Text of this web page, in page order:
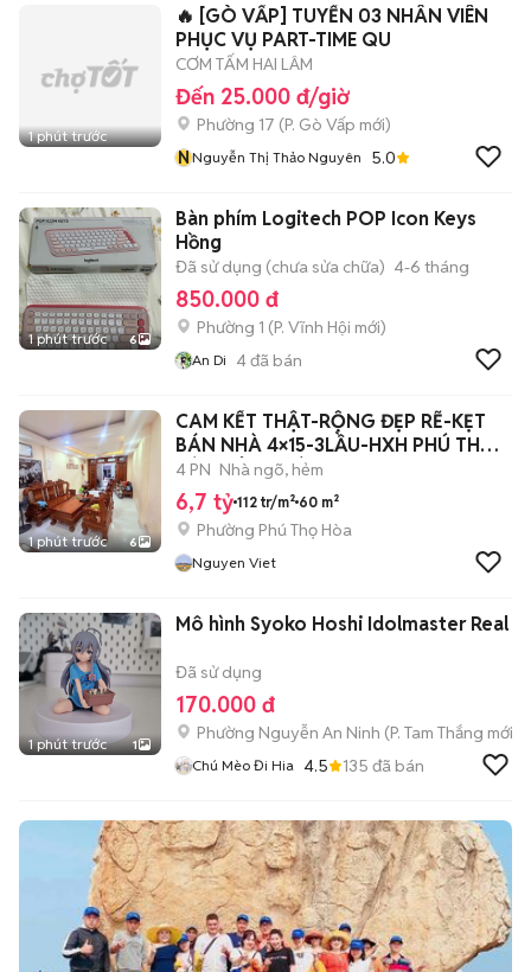
1 phút trước
🔥 [GÒ VẤP] TUYỂN 03 NHÂN VIÊN
PHỤC VỤ PART-TIME QU
CƠM TẤM HAI LÂM
Đến 25.000 đ/giờ
Phường 17 (P. Gò Vấp mới)
NNguyễn Thị Thảo Nguyên 5.0
1 phút trước 6
Bàn phím Logitech POP Icon Keys
Hồng
Đã sử dụng (chưa sửa chữa) 4-6 tháng
850.000 đ
Phường 1 (P. Vĩnh Hội mới)
An Di 4đã bán
1 phút trước 6
CAM KẾT THẬT-RỘNG ĐẸP RẼ-KẸT
BÁN NHÀ 4×15-3LẦU-HXH PHÚ THỌ
HÒA TÂN PHÚ
4 PN Nhà ngõ, hẻm
6,7 tỷ 112 tr/m² 60 m²
Phường Phú Thọ Hòa
Nguyen Viet
1 phút trước 1
Mô hình Syoko Hoshi Idolmaster Real
Đã sử dụng
170.000 đ
Phường Nguyễn An Ninh (P. Tam Thắng mới)
Chú Mèo Đi Hia 4.5 135 đã bán